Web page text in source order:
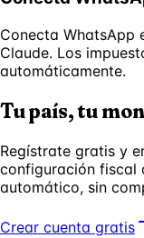
Conecta WhatsApp
Claude. Los
automáticamente.
Tu país, tu
Regístrate gratis y
configuración fiscal
automático, sin
Crear cuenta gratis